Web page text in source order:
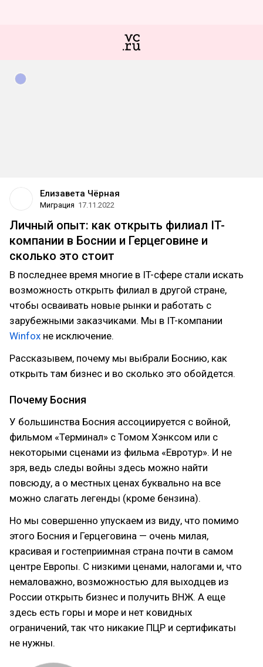
Елизавета Чёрная
Миграция 17.11.2022
Личный опыт: как открыть филиал IT-
компании в Боснии и Герцеговине и
сколько это стоит
В последнее время многие в IT-сфере стали искать
возможность открыть филиал в другой стране,
чтобы осваивать новые рынки и работать с
зарубежными заказчиками. Мы в IT-компании
Winfox не исключение.
Рассказывем, почему мы выбрали Боснию, как
открыть там бизнес и во сколько это обойдется.
Почему Босния
У большинства Босния ассоциируется с войной,
фильмом «Терминал» с Томом Хэнксом или с
некоторыми сценами из фильма «Евротур». И не
зря, ведь следы войны здесь можно найти
повсюду, а о местных ценах буквально на все
можно слагать легенды (кроме бензина).
Но мы совершенно упускаем из виду, что помимо
этого Босния и Герцеговина — очень милая,
красивая и гостеприимная страна почти в самом
центре Европы. С низкими ценами, налогами и, что
немаловажно, возможностью для выходцев из
России открыть бизнес и получить ВНЖ. А еще
здесь есть горы и море и нет ковидных
ограничений, так что никакие ПЦР и сертификаты
не нужны.